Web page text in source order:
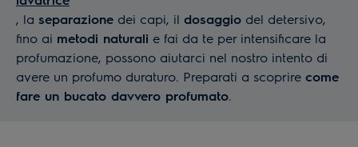
, la separazione dei capi, il dosaggio del detersivo,
fino ai metodi naturali e fai da te per intensificare la
profumazione, possono aiutarci nel nostro intento di
avere un profumo duraturo. Preparati a scoprire come
fare un bucato davvero profumato.